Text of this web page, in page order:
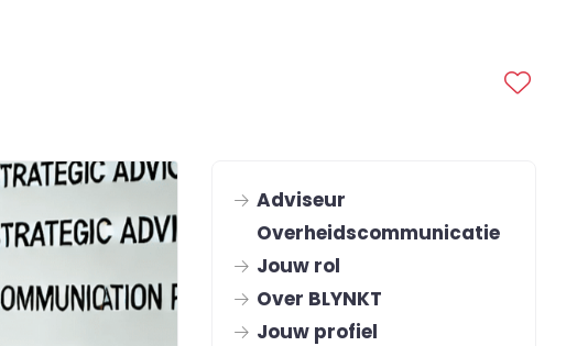
Adviseur
Overheidscommunicatie
Jouw rol
Over BLYNKT
Jouw profiel